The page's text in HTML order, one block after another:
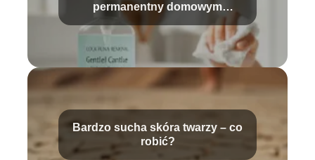
permanentny domowym
sposobem?
Bardzo sucha skóra twarzy – co
robić?